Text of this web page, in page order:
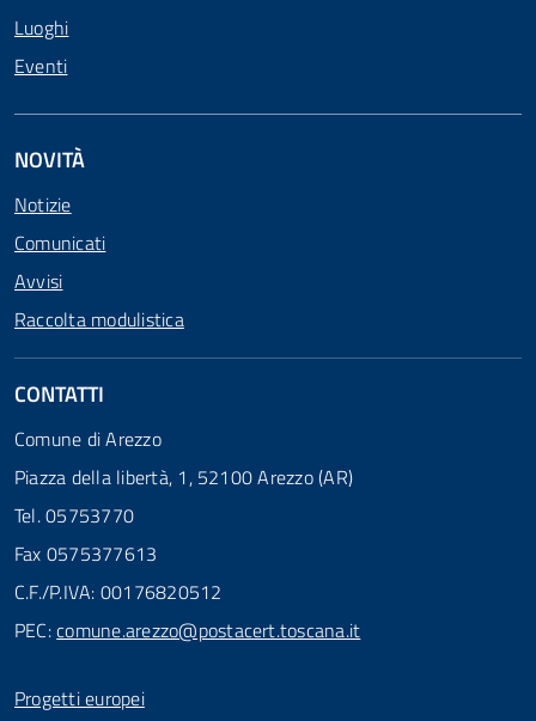
Luoghi
Eventi
NOVITÀ
Notizie
Comunicati
Avvisi
Raccolta modulistica
CONTATTI
Comune di Arezzo
Piazza della libertà, 1, 52100 Arezzo (AR)
Tel. 05753770
Fax 0575377613
C.F./P.IVA: 00176820512
PEC:comune.arezzo@postacert.toscana.it
Progetti europei